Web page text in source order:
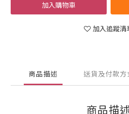
加入購物車
加入追蹤清
商品描述 送貨及付款方
商品描